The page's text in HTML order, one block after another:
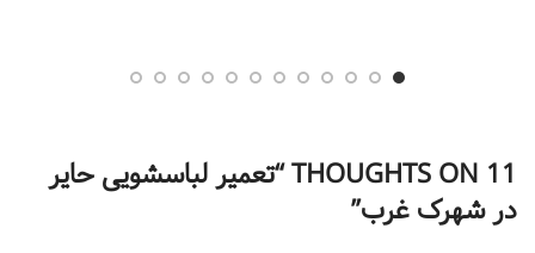
11 THOUGHTS ON “
تعمیر لباسشویی حایر
در شهرک غرب”